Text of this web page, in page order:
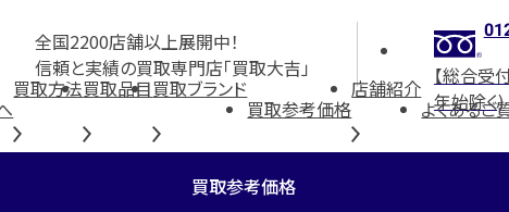
全国2200店舗以上展開中！
信頼と実績の買取専門店「買取大吉」
【総合受
年始除く)
買取方法買取品目買取ブランド
買取参考価格
店舗紹介
よくあるご
買取参考価格